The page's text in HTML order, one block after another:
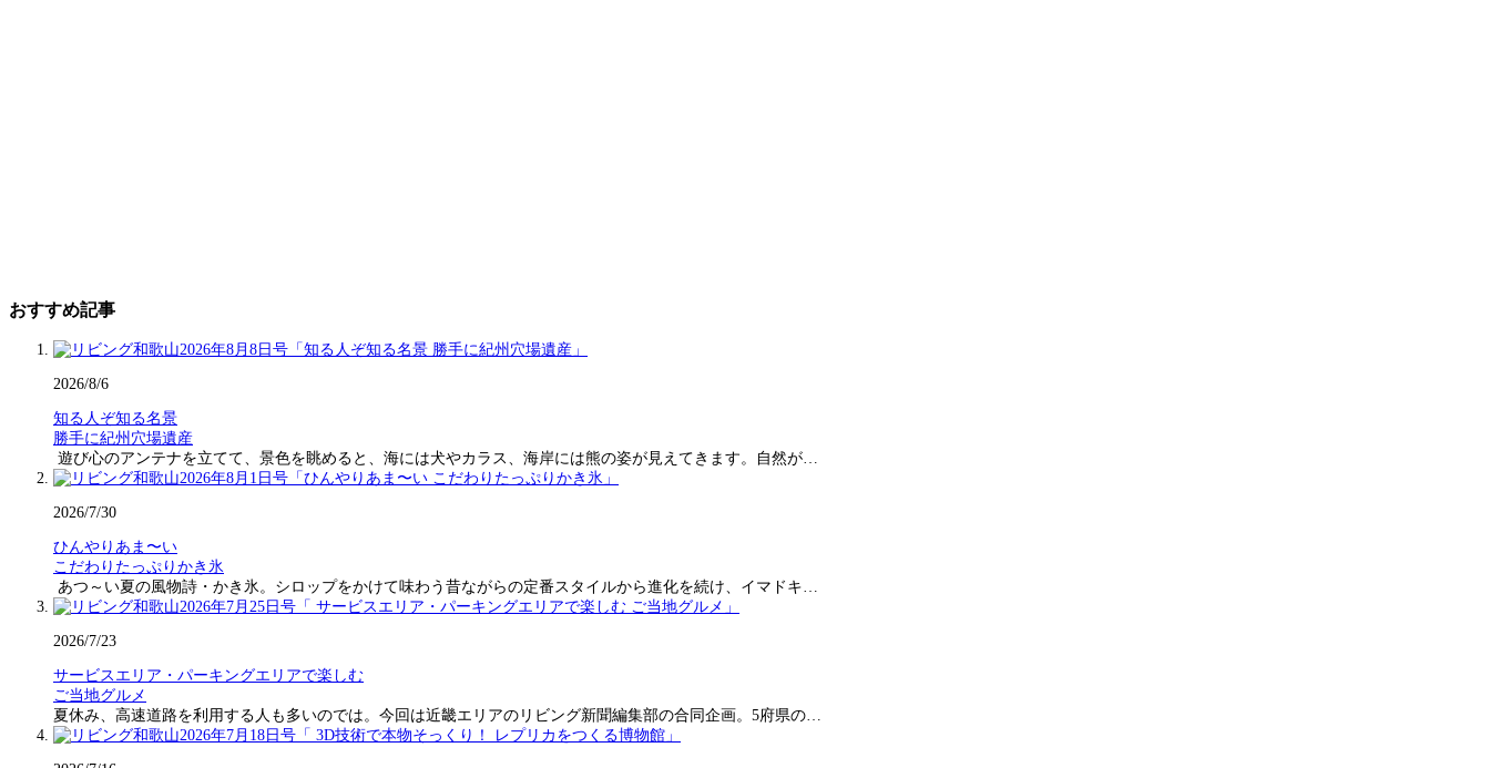
おすすめ記事
2026/8/6
知る人ぞ知る名景
勝手に紀州穴場遺産
遊び心のアンテナを立てて、景色を眺めると、海には犬やカラス、海岸には熊の姿が見えてきます。自然が…
2026/7/30
ひんやりあま〜い
こだわりたっぷりかき氷
あつ～い夏の風物詩・かき氷。シロップをかけて味わう昔ながらの定番スタイルから進化を続け、イマドキ…
2026/7/23
サービスエリア・パーキングエリアで楽しむ
ご当地グルメ
夏休み、高速道路を利用する人も多いのでは。今回は近畿エリアのリビング新聞編集部の合同企画。5府県の…